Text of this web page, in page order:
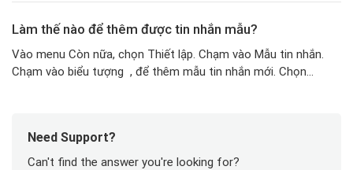
Làm thế nào để thêm được tin nhắn mẫu?
Vào menu Còn nữa, chọn Thiết lập. Chạm vào Mẫu tin nhắn.
Chạm vào biểu tượng , để thêm mẫu tin nhắn mới. Chọn...
Need Support?
Can't find the answer you're looking for?